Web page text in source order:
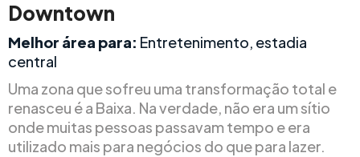
Downtown
Melhor área para: Entretenimento, estadia
central
Uma zona que sofreu uma transformação total e
renasceu é a Baixa. Na verdade, não era um sítio
onde muitas pessoas passavam tempo e era
utilizado mais para negócios do que para lazer.